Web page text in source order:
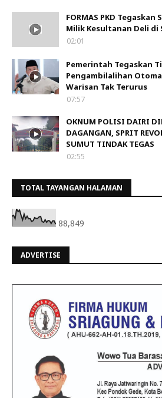
FORMAS PKD
Milik Kesultanan Deli di
02:01
Pemerintah Tegaskan
Pengambilalihan
Warisan Tak Terurus
07:57
OKNUM POLISI DAIRI
DAGANGAN, SPRIT
SUMUT TINDAK TEGAS
02:55
TOTAL TAYANGAN HALAMAN
88,849
ADVERTISE